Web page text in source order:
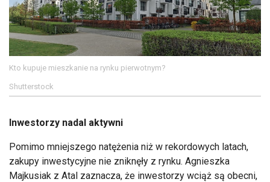
Kto kupuje mieszkanie na rynku pierwotnym?
Shutterstock
Inwestorzy nadal aktywni
Pomimo mniejszego natężenia niż w rekordowych latach,
zakupy inwestycyjne nie zniknęły z rynku. Agnieszka
Majkusiak z Atal zaznacza, że inwestorzy wciąż są obecni,